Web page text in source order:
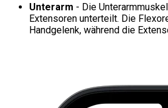
Unterarm - Die
Extensoren unterteilt. Die
Handgelenk, während die